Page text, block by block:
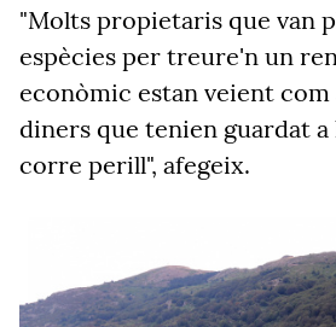
"Molts propietaris que van
espècies per treure'n un
econòmic estan veient com
diners que tenien guardat a
corre perill", afegeix.